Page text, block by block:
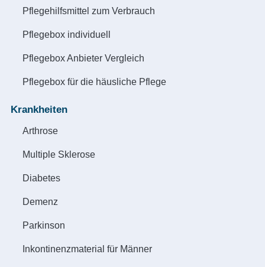
Pflegehilfsmittel zum Verbrauch
Pflegebox individuell
Pflegebox Anbieter Vergleich
Pflegebox für die häusliche Pflege
Krankheiten
Arthrose
Multiple Sklerose
Diabetes
Demenz
Parkinson
Inkontinenzmaterial für Männer